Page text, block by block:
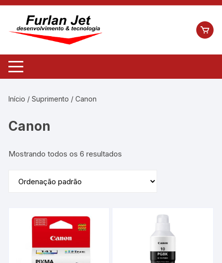
Pular
Início /Suprimento / Canon
Canon
Mostrando todos os 6 resultados